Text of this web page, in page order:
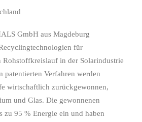
GmbH aus Magdeburg
für
Rohstoffkreislauf in der Solarindustrie
patentierten Verfahren werden
wirtschaftlich zurückgewonnen,
und Glas. Die gewonnenen
zu 95 % Energie ein und haben